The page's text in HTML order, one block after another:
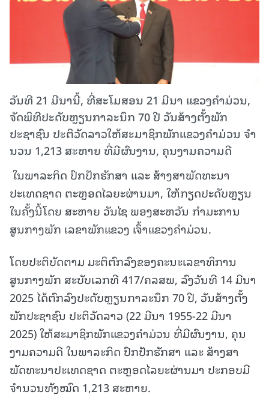
ວັນທີ 21 ມີນານີ້, ທີ່ສະໂມສອນ 21 ມີນາ ແຂວງຄໍາມ່ວນ,
ຈັດພິທີປະດັບຫຼຽນກາລະນຶກ 70 ປີ ວັນສ້າງຕັ້ງພັກ
ປະຊາຊົນ ປະຕິວັດລາວໃຫ້ສະມາຊິກພັກແຂວງຄໍາມ່ວນ ຈໍາ
ນວນ 1,213 ສະຫາຍ ທີ່ມີຜົນງານ, ຄຸນງາມຄວາມດີ
ໃນພາລະກິດ ປົກປັກຮັກສາ ແລະ ສ້າງສາພັດທະນາ
ປະເທດຊາດ ຕະຫຼອດໄລຍະຜ່ານມາ, ໃຫ້ກຽດປະດັບຫຼຽນ
ໃນຄັ້ງນີ້ໂດຍ ສະຫາຍ ວັນໄຊ ພອງສະຫວັນ ກໍາມະການ
ສູນກາງພັກ ເລຂາພັກແຂວງ ເຈົ້າແຂວງຄໍາມ່ວນ.
ໂດຍປະຕິບັດຕາມ ມະຕິຕົກລົງຂອງຄະນະເລຂາທິການ
ສູນກາງພັກ ສະບັບເລກທີ 417/ຄລສພ, ລົງວັນທີ 14 ມີນາ
2025 ໄດ້ຕົກລົງປະດັບຫຼຽນກາລະນຶກ 70 ປີ, ວັນສ້າງຕັ້ງ
ພັກປະຊາຊົນ ປະຕິວັດລາວ (22 ມີນາ 1955-22 ມີນາ
2025) ໃຫ້ສະມາຊິກພັກແຂວງຄໍາມ່ວນ ທີ່ມີຜົນງານ, ຄຸນ
ງາມຄວາມດີ ໃນພາລະກິດ ປົກປັກຮັກສາ ແລະ ສ້າງສາ
ພັດທະນາປະເທດຊາດ ຕະຫຼອດໄລຍະຜ່ານມາ ປະກອບມີ
ຈໍານວນທັງໝົດ 1,213 ສະຫາຍ.